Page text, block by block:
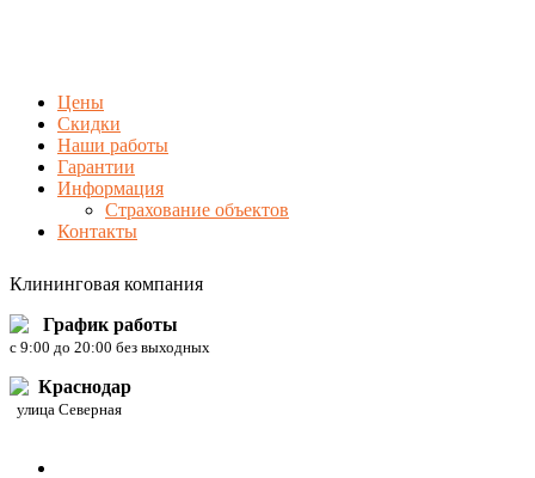
Цены
Скидки
Наши работы
Гарантии
Информация
Страхование объектов
Контакты
Клининговая компания
График работы
c 9:00 до 20:00 без выходных
Краснодар
улица Северная